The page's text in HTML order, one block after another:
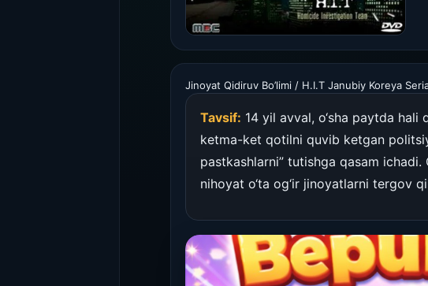
Jinoyat Qidiruv Bo’limi / H.I.T Janubiy Koreya
Tavsif: 14 yil avval, o‘sha paytda hali
ketma-ket qotilni quvib ketgan
pastkashlarni” tutishga qasam
nihoyat o‘ta og‘ir jinoyatlarni tergov